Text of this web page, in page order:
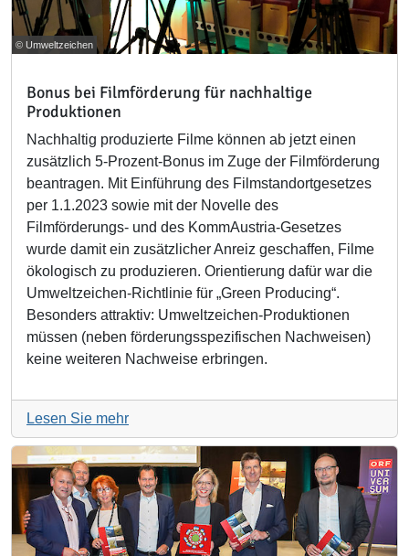
© Umweltzeichen
Bonus bei Filmförderung für nachhaltige
Produktionen
Nachhaltig produzierte Filme können ab jetzt einen
zusätzlich 5-Prozent-Bonus im Zuge der Filmförderung
beantragen. Mit Einführung des Filmstandortgesetzes
per 1.1.2023 sowie mit der Novelle des
Filmförderungs- und des KommAustria-Gesetzes
wurde damit ein zusätzlicher Anreiz geschaffen, Filme
ökologisch zu produzieren. Orientierung dafür war die
Umweltzeichen-Richtlinie für „Green Producing“.
Besonders attraktiv: Umweltzeichen-Produktionen
müssen (neben förderungsspezifischen Nachweisen)
keine weiteren Nachweise erbringen.
Lesen Sie mehr